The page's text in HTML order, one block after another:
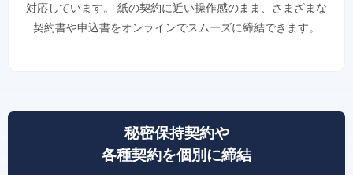
対応しています。 紙の契約に近い操作感のまま、さまざまな
契約書や申込書をオンラインでスムーズに締結できます。
秘密保持契約や
各種契約を個別に締結